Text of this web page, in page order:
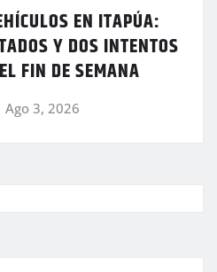
EN ITAPÚA:
Y DOS INTENTOS
FIN DE SEMANA
Ago 3, 2026